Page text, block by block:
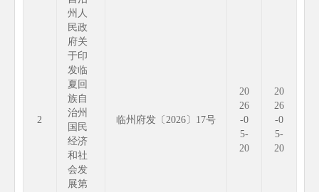
2
州人
民政
府关
于印
发临
夏回
族自
治州
国民
经济
和社
会发
展第
临州府发〔2026〕17号
20
26
-0
5-
20
20
26
-0
5-
20